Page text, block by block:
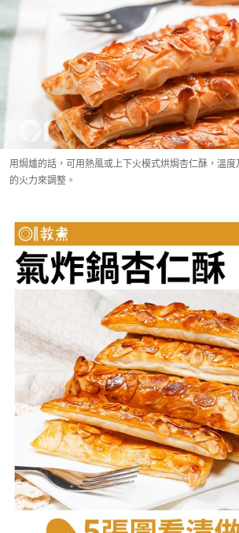
用焗爐的話，可用熱風或上下火模式烘焗杏仁酥，溫
的火力來調整。